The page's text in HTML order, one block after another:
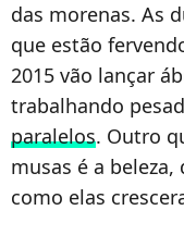
das morenas. As
que estão
2015 vão lançar
trabalhando
paralelos. Outro
musas é a
como elas